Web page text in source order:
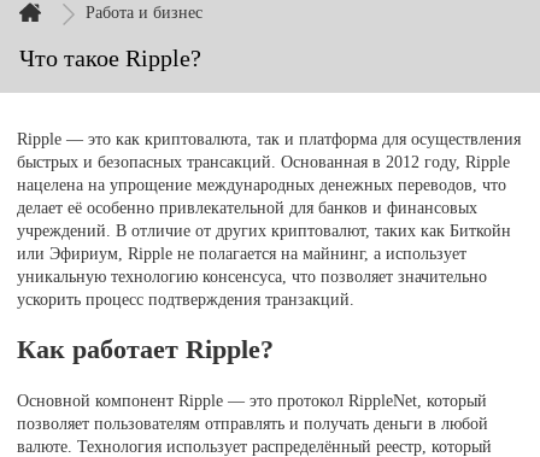
Работа и бизнес
Что такое Ripple?
Ripple — это как криптовалюта, так и платформа для осуществления
быстрых и безопасных трансакций. Основанная в 2012 году, Ripple
нацелена на упрощение международных денежных переводов, что
делает её особенно привлекательной для банков и финансовых
учреждений. В отличие от других криптовалют, таких как Биткойн
или Эфириум, Ripple не полагается на майнинг, а использует
уникальную технологию консенсуса, что позволяет значительно
ускорить процесс подтверждения транзакций.
Как работает Ripple?
Основной компонент Ripple — это протокол RippleNet, который
позволяет пользователям отправлять и получать деньги в любой
валюте. Технология использует распределённый реестр, который